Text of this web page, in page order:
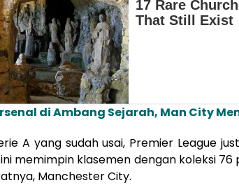
di Ambang Sejarah, Man City
A yang sudah usai, Premier League
memimpin klasemen dengan koleksi 76
Manchester City.